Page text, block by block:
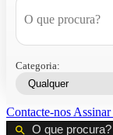
Categoria:
Contacte-nos Assinar